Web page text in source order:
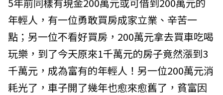
年輕人，有一位勇敢買房成家立業、辛苦一
點；另一位不看好買房，200萬元拿去買車吃喝
玩樂，到了今天原來1千萬元的房子竟然漲到3
千萬元，成為富有的年輕人！另一位200萬元消
耗光了，車子開了幾年也愈來愈舊了，貧富因